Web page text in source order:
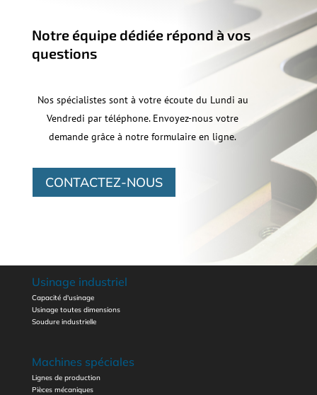
Notre équipe dédiée répond à vos
questions
Nos spécialistes sont à votre écoute du Lundi au
Vendredi par téléphone. Envoyez-nous votre
demande grâce à notre formulaire en ligne.
CONTACTEZ-NOUS
Usinage industriel
Capacité d'usinage
Usinage toutes dimensions
Soudure industrielle
Machines spéciales
Lignes de production
Pièces mécaniques